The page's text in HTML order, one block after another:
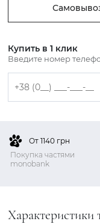
Купить в 1 клик
Введите номер
От 1140 грн
Покупка частями
monobank
Характеристики